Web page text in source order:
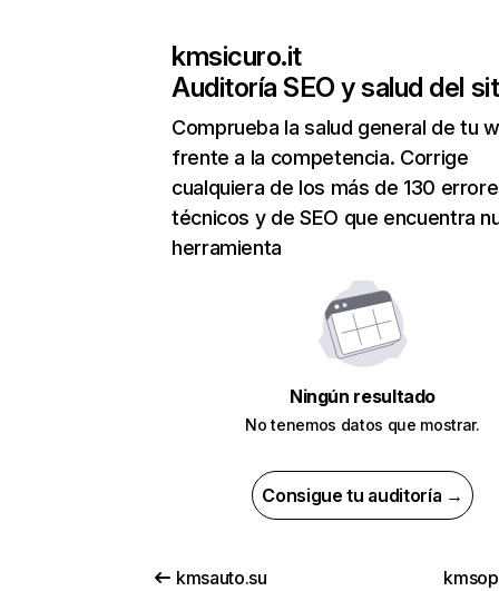
kmsicuro.it
Auditoría SEO y salud del
Comprueba la salud general de tu
frente a la competencia. Corrige
cualquiera de los más de 130
técnicos y de SEO que encuentra
herramienta
Ningún resultado
No tenemos datos que mostrar.
Consigue tu auditoría →
kmsauto.su